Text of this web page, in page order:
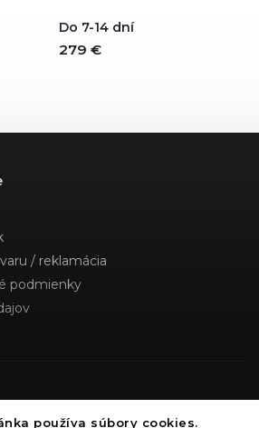
používa súbory cookies.
Do 7-14 dní
279 €
/ reklamácia
podmienky